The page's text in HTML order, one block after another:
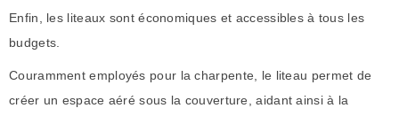
Enfin, les liteaux sont économiques et accessibles à tous les
budgets.
Couramment employés pour la charpente, le liteau permet de
créer un espace aéré sous la couverture, aidant ainsi à la